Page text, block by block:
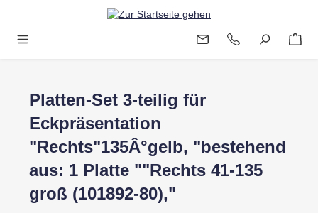
Zum Hauptinhalt springen
Platten-Set 3-teilig für
Eckpräsentation
"Rechts"135Â°gelb, "bestehend
aus: 1 Platte ""Rechts 41-135
groß (101892-80),"